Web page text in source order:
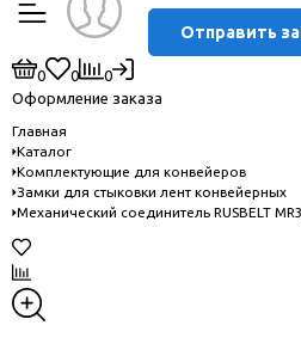
Отправить
0 0
0
Оформление заказа
Главная
Каталог
Комплектующие для конвейеров
Замки для стыковки лент конвейерных
Механический соединитель RUSBELT